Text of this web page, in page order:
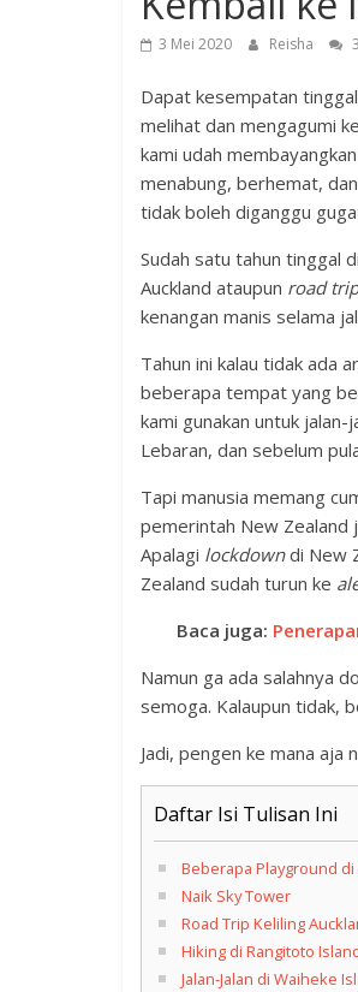
3 Mei 2020 Reisha
Dapat kesempatan
melihat dan mengagumi
kami udah
menabung, berhemat,
tidak boleh diganggu
Sudah satu tahun tinggal
Auckland ataupun road trip
kenangan manis selama
Tahun ini kalau tidak ada
beberapa tempat yang
kami gunakan untuk
Lebaran, dan sebelum
Tapi manusia memang
pemerintah New Zealand
Apalagi lockdowndi New
Zealand sudah turun ke
Baca juga:
Namun ga ada salahnya
semoga. Kalaupun tidak,
Jadi, pengen ke mana aja
Daftar Isi Tulisan Ini
Beberapa Playground di
Naik Sky Tower
Road Trip Keliling
Hiking di Rangitoto
Jalan-Jalan di Waiheke